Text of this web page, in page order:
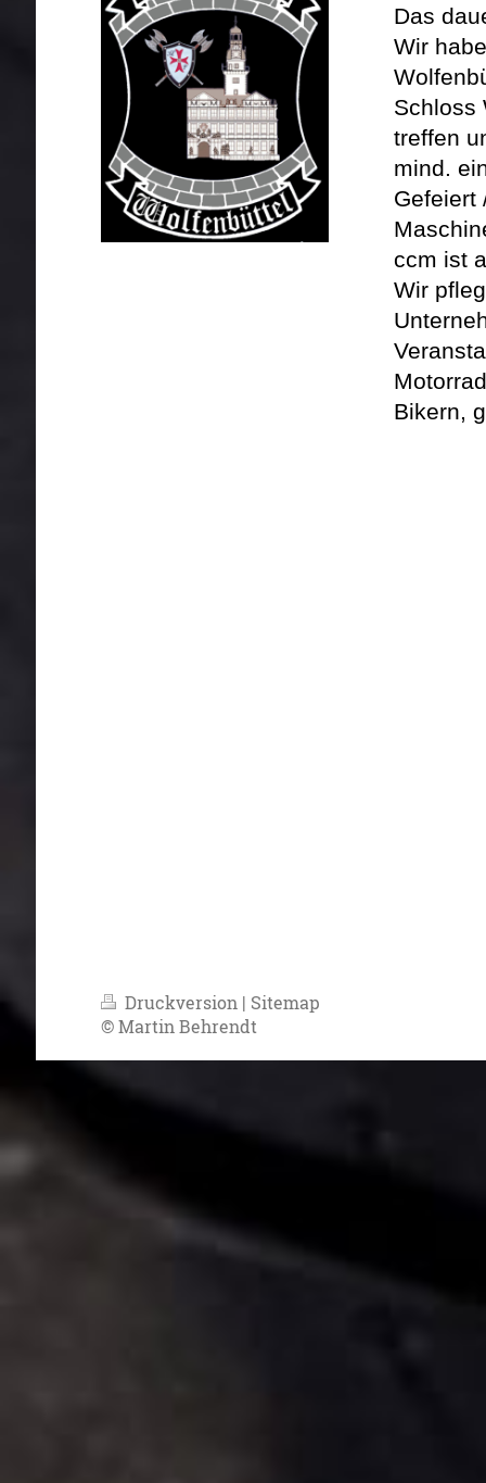
Das
Wir
Schloss
treffen
mind.
Gefeiert
ccm ist
Wir
Bikern,
Druckversion | Sitemap
© Martin Behrendt